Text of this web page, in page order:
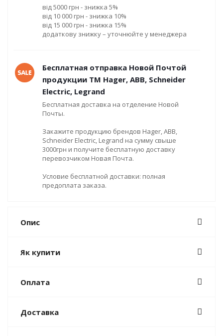
від 5000 грн - знижка 5%
від 10 000 грн - знижка 10%
від 15 000 грн - знижка 15%
додаткову знижку – уточнюйте у менеджера
Бесплатная отправка Новой Почтой
продукции ТМ Hager, ABB, Schneider
Electric, Legrand
Бесплатная доставка на отделение Новой
Почты.
Закажите продукцию брендов Hager, ABB,
Schneider Electric, Legrand на сумму свыше
3000грн и получите бесплатную доставку
перевозчиком Новая Почта.
Условие бесплатной доставки: полная
предоплата заказа.
Опис
Як купити
Оплата
Доставка